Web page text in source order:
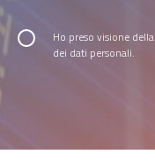
Ho preso visione della
dei dati personali.